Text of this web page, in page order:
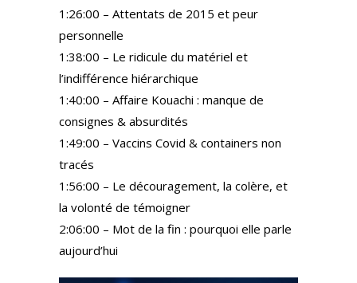
1:26:00 – Attentats de 2015 et peur
personnelle
1:38:00 – Le ridicule du matériel et
l’indifférence hiérarchique
1:40:00 – Affaire Kouachi : manque de
consignes & absurdités
1:49:00 – Vaccins Covid & containers non
tracés
1:56:00 – Le découragement, la colère, et
la volonté de témoigner
2:06:00 – Mot de la fin : pourquoi elle parle
aujourd’hui